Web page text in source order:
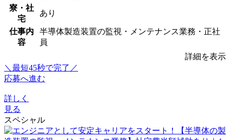
寮・社
宅
あり
仕事内
容
半導体製造装置の監視・メンテナンス業務・正社
員
詳細を表示
＼最短45秒で完了／
応募へ進む
詳しく
見る
スペシャル